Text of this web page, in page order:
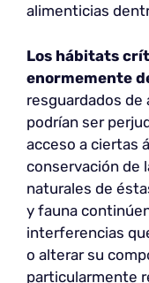
alimenticias
Los hábitats
enormemente
resguardados de
podrían ser
acceso a ciertas
conservación de
naturales de
y fauna
interferencias
o alterar su
particularmente